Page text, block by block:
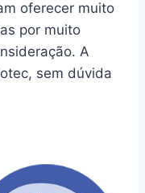
oferecer muito
por muito
A
sem dúvida